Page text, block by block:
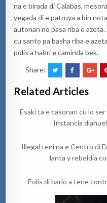
na e birada di Calabas,
yegada di e patruya a bin
autonan no pasa riba e
cu santo pa basha riba e
polis a habri e caminda bek.
Share:
Related Articles
Esaki ta e casonan cu lo
Instancia
Illegal teni na e Centro di
lanta y rebeldia
Polis di bario a tene